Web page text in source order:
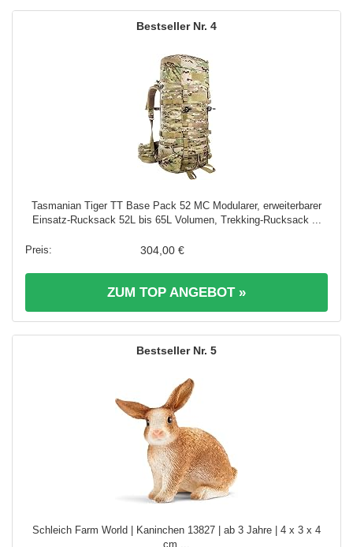
4
Tasmanian Tiger TT Base Pack 52 MC Modularer, erweiterbarer
Einsatz-Rucksack 52L bis 65L Volumen, Trekking-Rucksack ...
304,00 €
ZUM TOP ANGEBOT »
5
Schleich Farm World | Kaninchen 13827 | ab 3 Jahre | 4 x 3 x 4
cm ...